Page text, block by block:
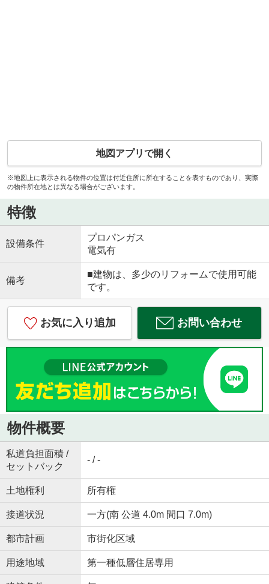
地図アプリで開く
※地図上に表示される物件の位置は付近住所に所在することを表すものであり、実際
の物件所在地とは異なる場合がございます。
特徴
設備条件
プロパンガス
電気有
備考
■建物は、多少のリフォームで使用可能
です。
お気に入り追加 お問い合わせ
物件概要
私道負担面積 /
セットバック
- / -
土地権利 所有権
接道状況 一方(南 公道 4.0m 間口 7.0m)
都市計画 市街化区域
用途地域 第一種低層住居専用